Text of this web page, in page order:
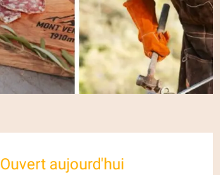
Ouvert aujourd'hui